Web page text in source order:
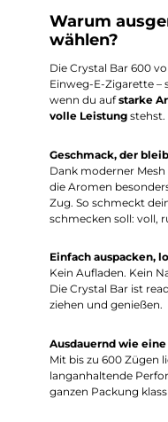
Warum
wählen?
Die Crystal Bar 600
Einweg-E-Zigarette –
wenn du aufstarke
volle Leistung stehst.
Geschmack, der
Dank moderner
die Aromen
Zug. So schmeckt
schmecken soll: voll,
Einfach auspacken,
Kein Aufladen. Kein
Die Crystal Bar ist
ziehen und genießen.
Ausdauernd wie
Mit bis zu 600 Zügen
langanhaltende
ganzen Packung